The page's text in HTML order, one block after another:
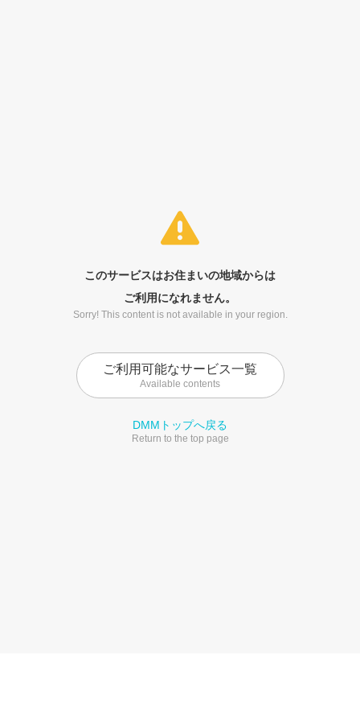
このサービスはお住まいの地域からは
ご利用になれません。
Sorry! This content is not available in your region.
ご利用可能なサービス一覧
Available contents
DMMトップへ戻る
Return to the top page